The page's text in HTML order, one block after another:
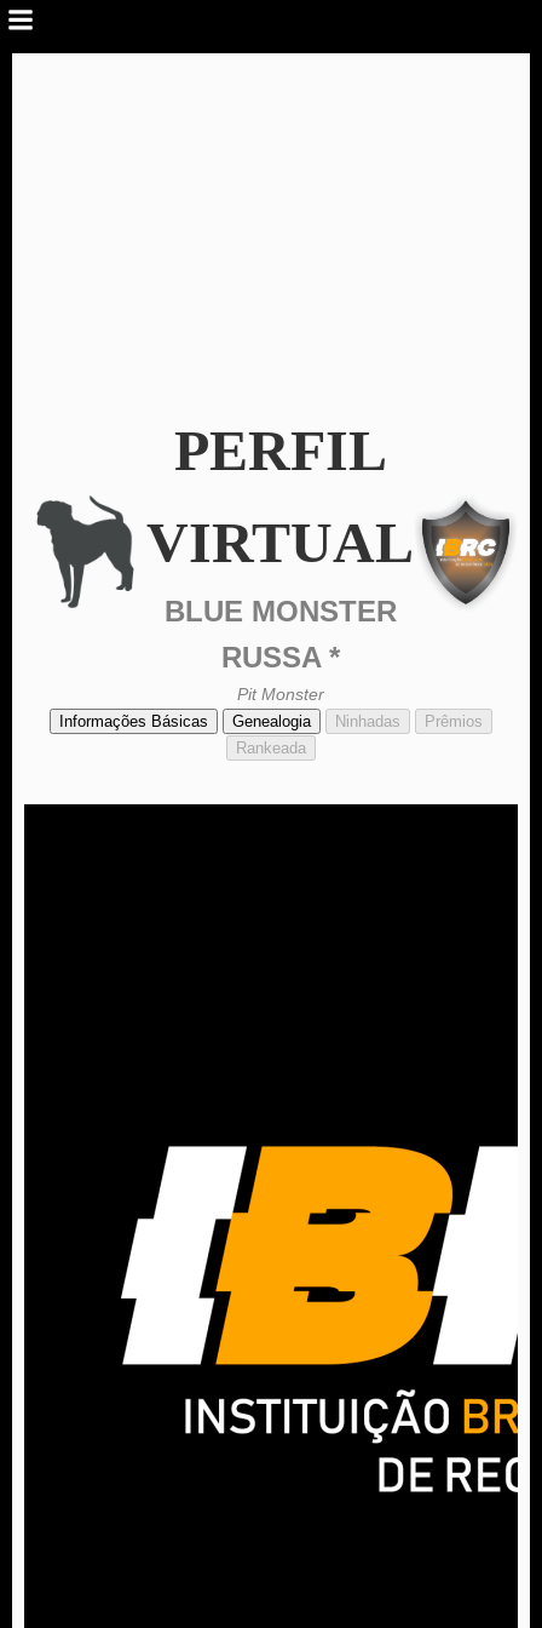
PERFIL
VIRTUAL
BLUE MONSTER
RUSSA *
Pit Monster
Informações Básicas Genealogia Ninhadas
Prêmios
Rankeada